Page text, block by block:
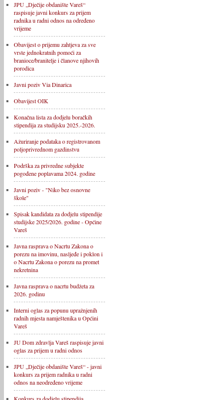
JPU „Dječije obdanište Vareš“
raspisuje javni konkurs za prijem
radnika u radni odnos na određeno
vrijeme
Obavijest o prijemu zahtjeva za sve
vrste jednokratnih pomoći za
branioce/branitelje i članove njihovih
porodica
Javni poziv Via Dinarica
Obavijest OIK
Konačna lista za dodjelu boračkih
stipendija za studijsku 2025.-2026.
Ažuriranje podataka o registrovanom
poljoprivrednom gazdinstvu
Podrška za privredne subjekte
pogođene poplavama 2024. godine
Javni poziv - "Niko bez osnovne
škole"
Spisak kandidata za dodjelu stipendije
studijske 2025/2026. godine - Općine
Vareš
Javna rasprava o Nacrtu Zakona o
porezu na imovinu, nasljeđe i poklon i
o Nacrtu Zakona o porezu na promet
nekretnina
Javna rasprava o nacrtu budžeta za
2026. godinu
Interni oglas za popunu upražnjenih
radnih mjesta namještenika u Općini
Vareš
JU Dom zdravlja Vareš raspisuje javni
oglas za prijem u radni odnos
JPU „Dječije obdanište Vareš“ - javni
konkurs za prijem radnika u radni
odnos na neodređeno vrijeme